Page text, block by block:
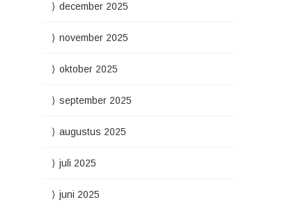
december 2025
november 2025
oktober 2025
september 2025
augustus 2025
juli 2025
juni 2025